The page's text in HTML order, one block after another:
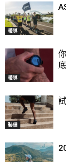
報導
報導
裝備